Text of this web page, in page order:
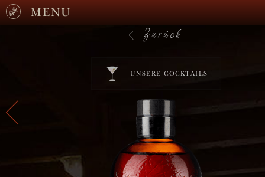
MENU
Zurück
UNSERE COCKTAILS